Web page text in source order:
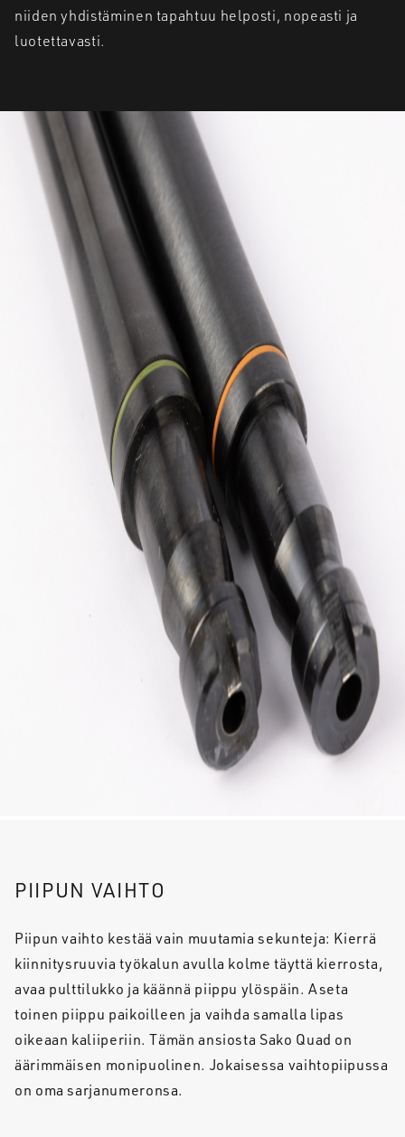
niiden yhdistäminen tapahtuu helposti, nopeasti ja
luotettavasti.
PIIPUN VAIHTO
Piipun vaihto kestää vain muutamia sekunteja: Kierrä
kiinnitysruuvia työkalun avulla kolme täyttä kierrosta,
avaa pulttilukko ja käännä piippu ylöspäin. Aseta
toinen piippu paikoilleen ja vaihda samalla lipas
oikeaan kaliiperiin. Tämän ansiosta Sako Quad on
äärimmäisen monipuolinen. Jokaisessa vaihtopiipussa
on oma sarjanumeronsa.